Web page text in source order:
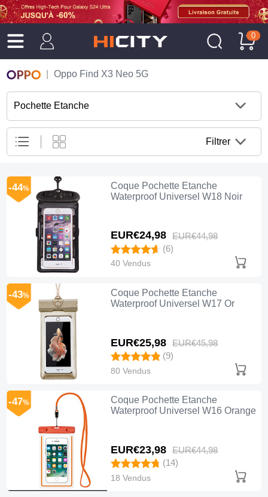
0
Oppo Find X3 Neo 5G
Pochette Etanche
Filtrer
Coque Pochette Etanche
Waterproof Universel W18 Noir
EUR€24,98 EUR€44,98
-44%
(6)
40 Vendus
Coque Pochette Etanche
Waterproof Universel W17 Or
EUR€25,98 EUR€45,98
-43%
(9)
80 Vendus
Coque Pochette Etanche
Waterproof Universel W16 Orange
EUR€23,98 EUR€44,98
-47%
(14)
18 Vendus